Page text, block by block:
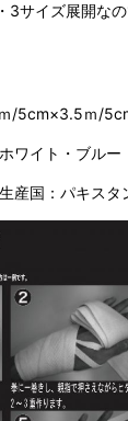
3サイズ展開な
/5cm×3.5ｍ/
ワイト・ブルー
産国：パキス